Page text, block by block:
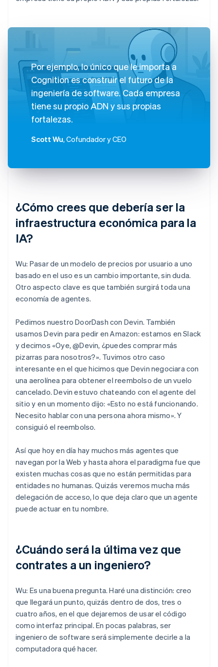
Por ejemplo, lo único que le importa a
Cognition es construir el futuro de la
ingeniería de software. Cada empresa
tiene su propio ADN y sus propias
fortalezas.
Scott Wu, Cofundador y CEO
¿Cómo crees que debería ser la
infraestructura económica para la
IA?
Wu: Pasar de un modelo de precios por usuario a uno
basado en el uso es un cambio importante, sin duda.
Otro aspecto clave es que también surgirá toda una
economía de agentes.
Pedimos nuestro DoorDash con Devin. También
usamos Devin para pedir en Amazon: estamos en Slack
y decimos «Oye, @Devin, ¿puedes comprar más
pizarras para nosotros?». Tuvimos otro caso
interesante en el que hicimos que Devin negociara con
una aerolínea para obtener el reembolso de un vuelo
cancelado. Devin estuvo chateando con el agente del
sitio y en un momento dijo: «Esto no está funcionando.
Necesito hablar con una persona ahora mismo». Y
consiguió el reembolso.
Así que hoy en día hay muchos más agentes que
navegan por la Web y hasta ahora el paradigma fue que
existen muchas cosas que no están permitidas para
entidades no humanas. Quizás veremos mucha más
delegación de acceso, lo que deja claro que un agente
puede actuar en tu nombre.
¿Cuándo será la última vez que
contrates a un ingeniero?
Wu: Es una buena pregunta. Haré una distinción: creo
que llegará un punto, quizás dentro de dos, tres o
cuatro años, en el que dejaremos de usar el código
como interfaz principal. En pocas palabras, ser
ingeniero de software será simplemente decirle a la
computadora qué hacer.